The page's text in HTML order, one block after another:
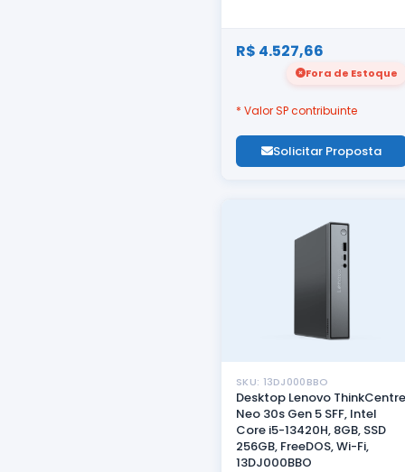
R$ 4.527,66
Fora de Estoque
* Valor SP contribuinte
Solicitar Proposta
SKU: 13DJ000BBO
Desktop Lenovo ThinkCentre
Neo 30s Gen 5 SFF, Intel
Core i5-13420H, 8GB, SSD
256GB, FreeDOS, Wi-Fi,
13DJ000BBO